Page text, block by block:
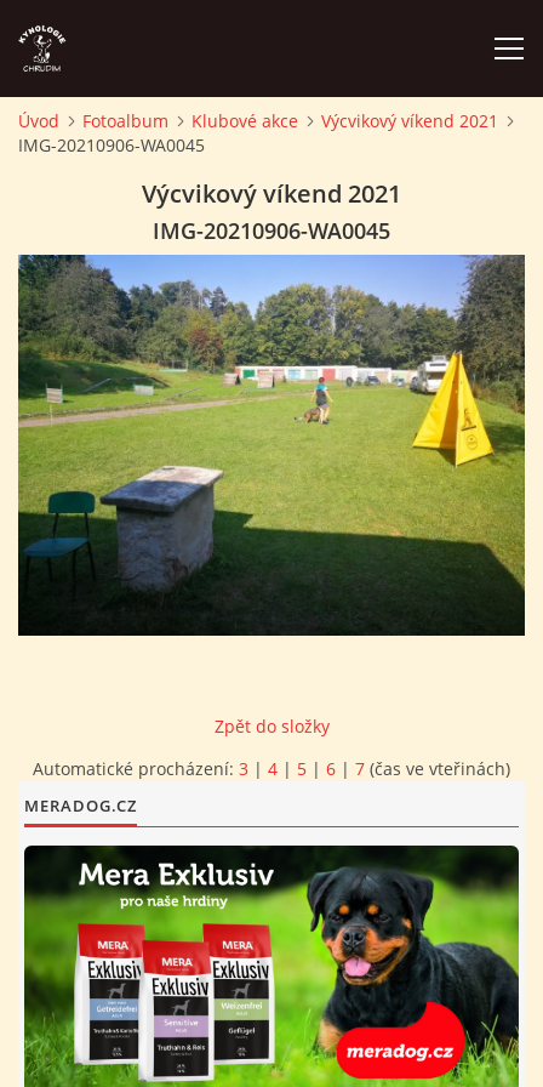
ÚVOD
ZÁVODY A PROPOZICE
PSÍ AKADEMIE
PŘÍSPĚVKY A POPLATKY
KONTAKTY KK
FOTOALBUM
O NÁS - HISTORIE A SOUČASNOST
AVZO TSČ ČR CHRUDIM P.S.
VÝBOR KK
Úvod Fotoalbum Klubové akce
Výcvikový víkend 2021
IMG-20210906-WA0045
Výcvikový víkend 2021
IMG-20210906-WA0045
Zpět do složky
Automatické procházení: 3 | 4 | 5 | 6 | 7 (čas ve vteřinách)
MERADOG.CZ